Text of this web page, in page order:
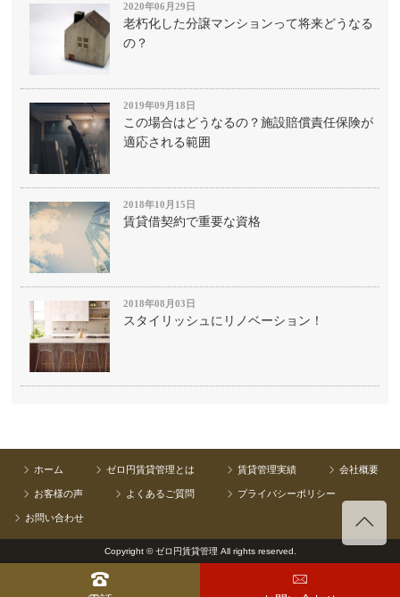
2020年06月29日
老朽化した分譲マンションって将来どうなる
の？
2019年09月18日
この場合はどうなるの？施設賠償責任保険が
適応される範囲
2018年10月15日
賃貸借契約で重要な資格
2018年08月03日
スタイリッシュにリノベーション！
ホーム ゼロ円賃貸管理とは 賃貸管理実績 会社概要
お客様の声 よくあるご質問 プライバシーポリシー
お問い合わせ
Copyright © ゼロ円賃貸管理 All rights reserved.